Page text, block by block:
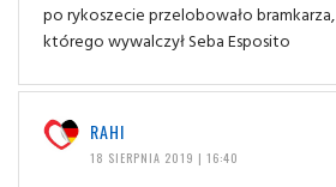
po rykoszecie przelobowało
którego wywalczył Seba Esposito
RAHI
18 SIERPNIA 2019 | 16:40